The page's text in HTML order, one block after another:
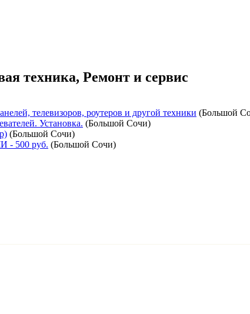
техника, Ремонт и сервис
телевизоров, роутеров и другой техники (Большой
Установка. (Большой Сочи)
(Большой Сочи)
- 500 руб. (Большой Сочи)